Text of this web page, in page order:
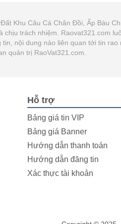
Khu Câu Cá Chân Đồi, Ấp Bàu
chịu trách nhiệm. Raovat321.com
nội dung nào liên quan tới tin
quản trị RaoVat321.com.
Hỗ trợ
Bảng giá tin VIP
Bảng giá Banner
Hướng dẫn thanh toán
Hướng dẫn đăng tin
Xác thực tài khoản